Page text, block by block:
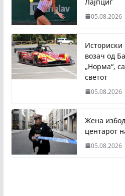
05.08.2026
возач од
„Норма“,
светот
05.08.2026
Жена
центарот
05.08.2026